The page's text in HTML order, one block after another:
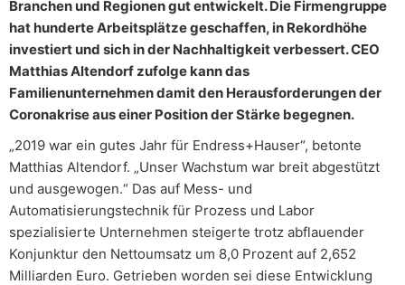
Branchen und Regionen gut entwickelt. Die Firmengruppe
hat hunderte Arbeitsplätze geschaffen, in Rekordhöhe
investiert und sich in der Nachhaltigkeit verbessert. CEO
Matthias Altendorf zufolge kann das
Familienunternehmen damit den Herausforderungen der
Coronakrise aus einer Position der Stärke begegnen.
„2019 war ein gutes Jahr für Endress+Hauser“, betonte
Matthias Altendorf. „Unser Wachstum war breit abgestützt
und ausgewogen.“ Das auf Mess- und
Automatisierungstechnik für Prozess und Labor
spezialisierte Unternehmen steigerte trotz abflauender
Konjunktur den Nettoumsatz um 8,0 Prozent auf 2,652
Milliarden Euro. Getrieben worden sei diese Entwicklung